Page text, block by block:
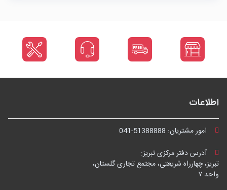
اطلاعات
امور مشتریان: 041-51388888
آدرس دفتر مرکزی تبریز:
تبریز، چهارراه شریعتی، مجتمع تجاری گلستان،
واحد ۷